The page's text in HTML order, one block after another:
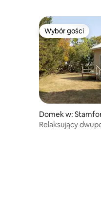
Wybór gości
Wybór gości
Domek w:
Relaksujący